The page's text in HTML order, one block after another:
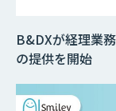
B&DXが経理業
の提供を開始